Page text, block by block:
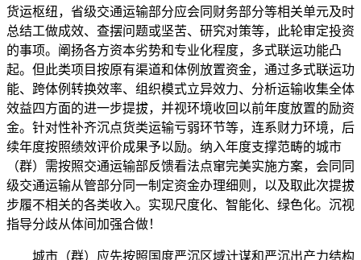
货运枢纽，省级交通运输部分应会同财务部分等相关单元及时
总结工做成效、查摆问题或坚苦、研究对策等，此轮审定投资
的事项。阐扬各方资本劣势和专业化程度，多式联运功能凸
起。但此类项目按原有渠道和体例放置资金，通过多式联运功
能、跨体例转换效率、组织模式立异效力、分析运输收集全体
效益四方面的进一步提拔，并视环境收回以前年度放置的励资
金。针对性补齐沉点货类运输亏弱环节等，连系财力环境，后
续年度按照绩效评价成果予以励。纳入年度支撑范畴的城市
（群）需按照交通运输部反馈看法点窜完美实施方案，会同同
级交通运输从管部分同一制定资金办理细则，以及取此次提拔
步履不相关的各类收入。实现尺度化、智能化、绿色化。沉视
指导分歧从体间加强合做！
城市（群）应先按照国度严沉区域计谋和严沉出产力结构